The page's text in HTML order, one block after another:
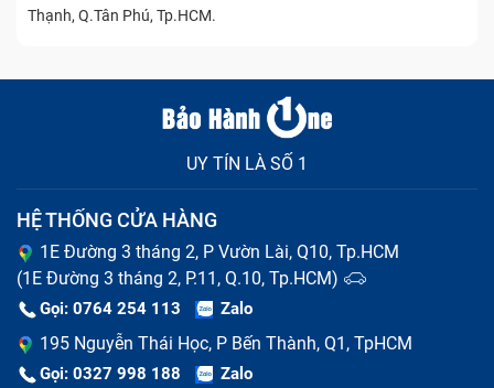
tại Bảo Hành One
Xiaomi đa dạng và chuyên nghiệp. Mỗi dịch vụ đều
được thực hiện minh bạch, sử dụng linh kiện chất lượng
và đảm bảo quy trình kỹ thuật rõ ràng, giúp thiết bị của
bạn được khắc phục nhanh chóng và an toàn.
Thay màn hình Xiaomi
Khi màn hình Xiaomi bị nứt vỡ, liệt cảm ứng, sọc hiển thị
hoặc bị mờ, việc sử dụng máy sẽ trở nên bất tiện, thậm
chí không thể thao tác được. Trong trường hợp này,
thay màn hình Xiaomi là giải pháp cần thiết để khôi
Thạnh, Q.Tân Phú, Tp.HCM.
UY TÍN LÀ SỐ 1
HỆ THỐNG CỬA HÀNG
1E Đường 3 tháng 2, P Vườn Lài, Q10, Tp.HCM
(1E Đường 3 tháng 2, P.11, Q.10, Tp.HCM)
Gọi: 0764 254 113 Zalo
195 Nguyễn Thái Học, P Bến Thành, Q1, TpHCM
Gọi: 0327 998 188 Zalo